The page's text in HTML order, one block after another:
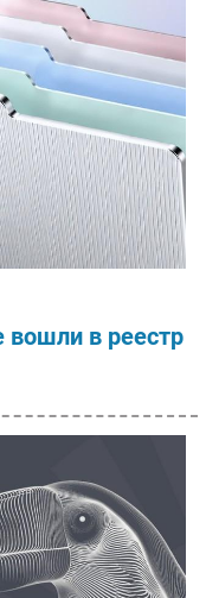
вошли в реестр